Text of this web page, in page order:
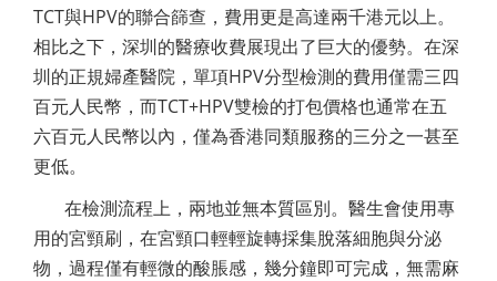
TCT與HPV的聯合篩查，費用更是高達兩千港元以上。
相比之下，深圳的醫療收費展現出了巨大的優勢。在深
圳的正規婦產醫院，單項HPV分型檢測的費用僅需三四
百元人民幣，而TCT+HPV雙檢的打包價格也通常在五
六百元人民幣以內，僅為香港同類服務的三分之一甚至
更低。
在檢測流程上，兩地並無本質區別。醫生會使用專
用的宮頸刷，在宮頸口輕輕旋轉採集脫落細胞與分泌
物，過程僅有輕微的酸脹感，幾分鐘即可完成，無需麻